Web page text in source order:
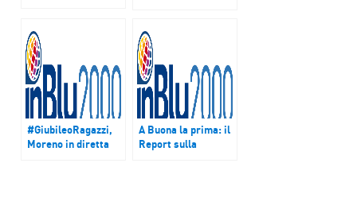
#GiubileoRagazzi,
Moreno in diretta
A Buona la prima: il
Report sulla